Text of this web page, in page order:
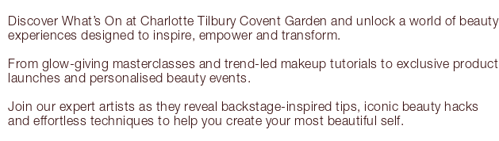
Discover What’s On at Charlotte Tilbury Covent Garden and unlock a world of beauty
experiences designed to inspire, empower and transform.
From glow-giving masterclasses and trend-led makeup tutorials to exclusive product
launches and personalised beauty events.
Join our expert artists as they reveal backstage-inspired tips, iconic beauty hacks
and effortless techniques to help you create your most beautiful self.